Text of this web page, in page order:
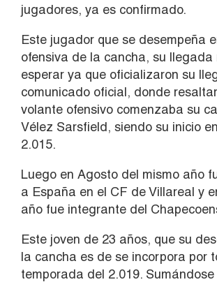
jugadores, ya es confirmado.
Este jugador que se desempeña
ofensiva de la cancha, su llegada
esperar ya que oficializaron su
comunicado oficial, donde
volante ofensivo comenzaba su
Vélez Sarsfield, siendo su inicio
2.015.
Luego en Agosto del mismo año
a España en el CF de Villareal y
año fue integrante del
Este joven de 23 años, que su
la cancha es de se incorpora por
temporada del 2.019.